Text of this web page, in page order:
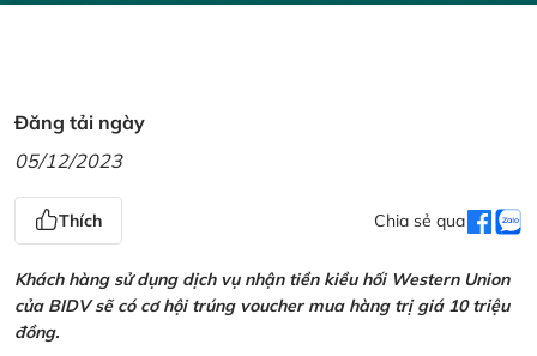
Đăng tải ngày
05/12/2023
Thích Chia sẻ qua
Khách hàng sử dụng dịch vụ nhận tiền kiều hối Western Union
của BIDV sẽ có cơ hội trúng voucher mua hàng trị giá 10 triệu
đồng.